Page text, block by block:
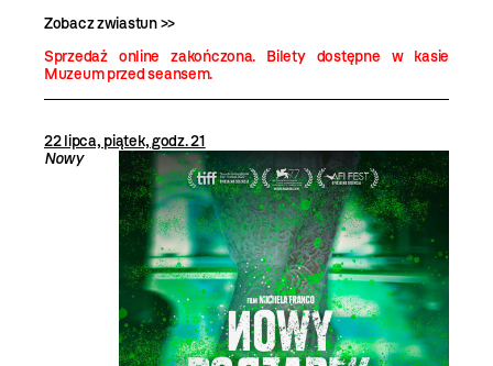
Zobacz zwiastun >>
Sprzedaż online zakończona. Bilety dostępne w kasie
Muzeum przed seansem.
22 lipca, piątek, godz. 21
Nowy